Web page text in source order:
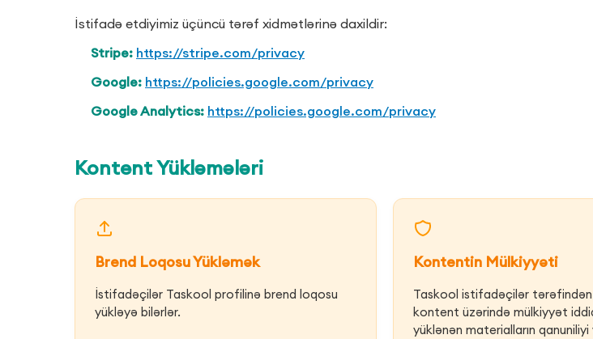
İstifadə etdiyimiz üçüncü tərəf xidmətlərinə daxildir:
Stripe: https://stripe.com/privacy
Google: https://policies.google.com/privacy
Google Analytics: https://policies.google.com/privacy
Kontent Yükləmələri
Brend Loqosu Yükləmək
İstifadəçilər Taskool profilinə brend loqosu
yükləyə bilərlər.
Kontentin Mülkiyyəti
Taskool istifadəçilər tərəfindən
kontent üzərində mülkiyyət
yüklənən materialların